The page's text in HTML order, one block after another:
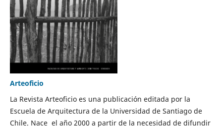
Arteoficio
La Revista Arteoficio es una publicación editada por la
Escuela de Arquitectura de la Universidad de Santiago de
Chile. Nace el año 2000 a partir de la necesidad de difundir